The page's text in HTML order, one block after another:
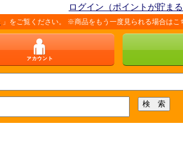
ログイン（ポイントが貯まる
ください。 ※商品をもう一度見られる場合はこちら